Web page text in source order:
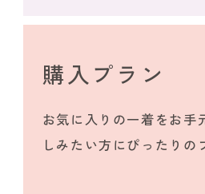
購入プラン
お気に入りの一着をお手
しみたい方にぴったりの